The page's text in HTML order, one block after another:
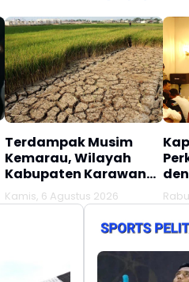
Terdampak Musim
Kemarau, Wilayah
Kabupaten Karawang
Kekeringan Makin
Meluas
Kamis, 6 Agustus 2026